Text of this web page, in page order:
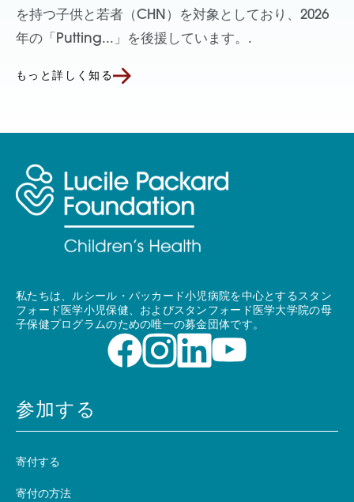
を持つ子供と若者（CHN）を対象としており、2026
年の「Putting...」を後援しています。.
もっと詳しく知る
私たちは、ルシール・パッカード小児病院を中心とするスタン
フォード医学小児保健、およびスタンフォード医学大学院の母
子保健プログラムのための唯一の募金団体です。
参加する
寄付する
寄付の方法